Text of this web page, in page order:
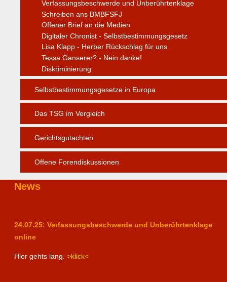
Verfassungsbeschwerde und Unberührtenklage
Schreiben ans BMBFSFJ
Offener Brief an die Medien
Digitaler Chronist - Selbstbestimmungsgesetz
Lisa Klapp - Herber Rückschlag für uns
Tessa Ganserer? - Nein danke!
Diskriminierung
Selbstbestimmungsgesetze in Europa
Das TSG im Vergleich
Gerichtsgutachten
Offene Forendiskussionen
News
24.07.25: Verfassungsbeschwerde und Unberührtenklage
online
Hier gehts lang. >klick<